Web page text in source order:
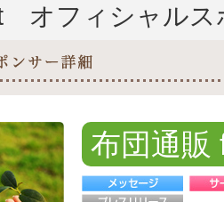
オフィシャルス
布団通販